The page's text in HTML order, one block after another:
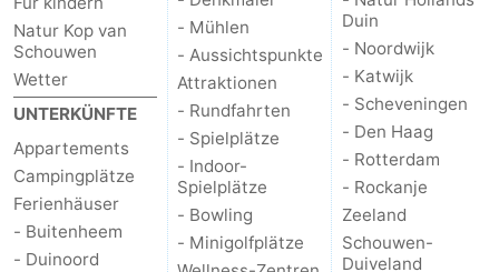
Scheveningen
-
Den
Haag
-
Rotterdam
-
Rockanje
Zeeland
Schouwen-
Natur Kop van
Schouwen
Wetter
UNTERKÜNFTE
Appartements
Campingplätze
Ferienhäuser
- Buitenheem
- Duinoord
- Mühlen
- Aussichtspunkte
Attraktionen
- Rundfahrten
- Spielplätze
- Indoor-
Spielplätze
- Bowling
- Minigolfplätze
Duin
- Noordwijk
- Katwijk
- Scheveningen
- Den Haag
- Rotterdam
- Rockanje
Zeeland
Schouwen-
Duiveland